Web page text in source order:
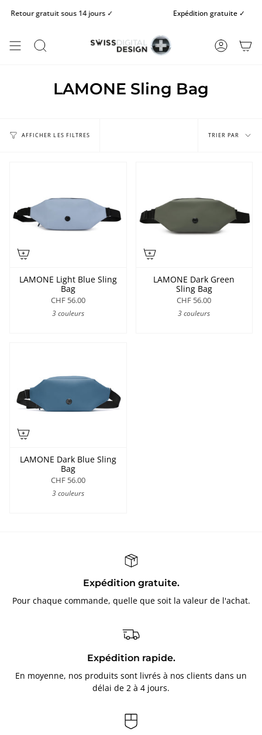
Retour gratuit sous 14 jours ✓ Expédition gratuite ✓
RECHERCHE COMPTE
LAMONE Sling Bag
AFFICHER LES FILTRES
par
TRIER PAR
LAMONE Light Blue Sling
Bag
CHF 56.00
3 couleurs
LAMONE Dark Green
Sling Bag
CHF 56.00
3 couleurs
LAMONE Dark Blue Sling
Bag
CHF 56.00
3 couleurs
Expédition gratuite.
Pour chaque commande, quelle que soit la valeur de l'achat.
Expédition rapide.
En moyenne, nos produits sont livrés à nos clients dans un
délai de 2 à 4 jours.